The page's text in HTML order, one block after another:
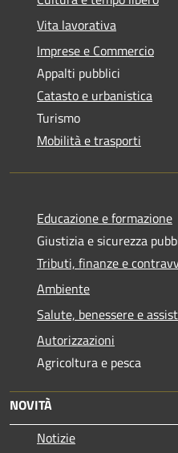
Vita lavorativa
Imprese e Commercio
Appalti pubblici
Catasto e urbanistica
Turismo
Mobilità e trasporti
Educazione e formazione
Giustizia e sicurezza
Tributi, finanze e
Ambiente
Salute, benessere e
Autorizzazioni
Agricoltura e pesca
NOVITÀ
Notizie